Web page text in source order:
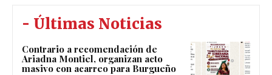
- Últimas Noticias
Contrario a recomendación de
Ariadna Montiel, organizan acto
masivo con acarreo para Burgueño